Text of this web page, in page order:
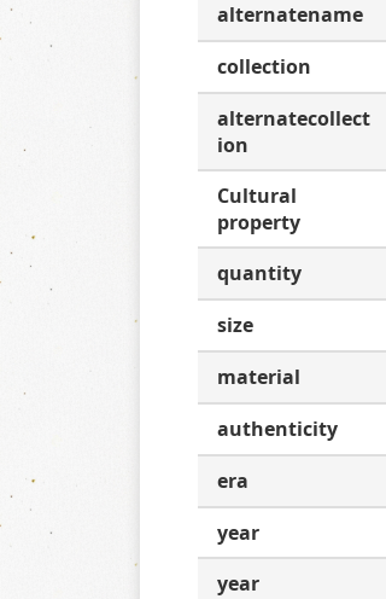
alternatename
collection
alternatecollect
ion
Cultural
property
quantity
size
material
authenticity
era
year
year